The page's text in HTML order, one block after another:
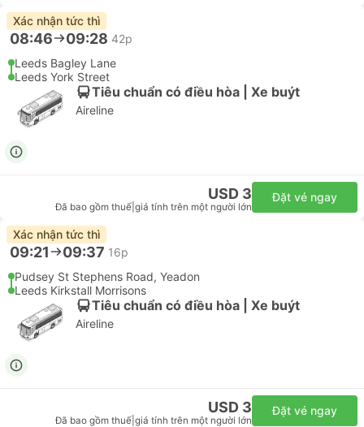
Xác nhận tức thì
08:46 09:28 42p
Leeds Bagley Lane
Leeds York Street
Tiêu chuẩn có điều hòa | Xe buýt
Aireline
USD 3
Đã bao gồm thuế giá tính trên một người lớn
Đặt vé ngay
Xác nhận tức thì
09:21 09:37 16p
Pudsey St Stephens Road, Yeadon
Leeds Kirkstall Morrisons
Tiêu chuẩn có điều hòa | Xe buýt
Aireline
USD 3
Đã bao gồm thuế giá tính trên một người lớn
Đặt vé ngay